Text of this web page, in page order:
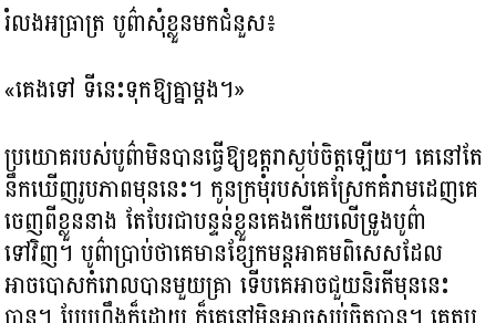
រំលងអធ្រាត្រ បូព៌ាសុំខ្លួនមកជំនួស៖
«គេងទៅ ទីនេះទុកឱ្យគ្នាម្តង។»
ប្រយោគរបស់បូព៌ាមិនបានធ្វើឱ្យឧត្តរាស្ងប់ចិត្តឡើយ។ គេនៅតែ
នឹកឃើញរូបភាពមុននេះ។ កូនក្រមុំរបស់គេស្រែកគំរាមដេញគេ
ចេញពីខ្លួននាង តែបែរជាបន្ទន់ខ្លួនគេងកើយលើទ្រូងបូព៌ា
ទៅវិញ។ បូព៌ាប្រាប់ថាគេមានខ្សែកមន្តអាគមពិសេសដែល
អាចបោសកំរោលបានមួយគ្រា ទើបគេអាចជួយនិរតីមុននេះ